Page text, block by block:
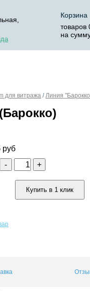
Корзина
товаров
на
для витража /Линия
руб
- +
Купить в 1 клик